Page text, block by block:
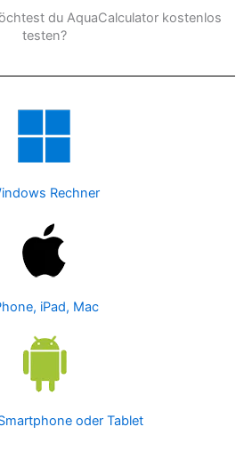
du AquaCalculator kostenlos
testen?
Rechner
iPad, Mac
oder Tablet